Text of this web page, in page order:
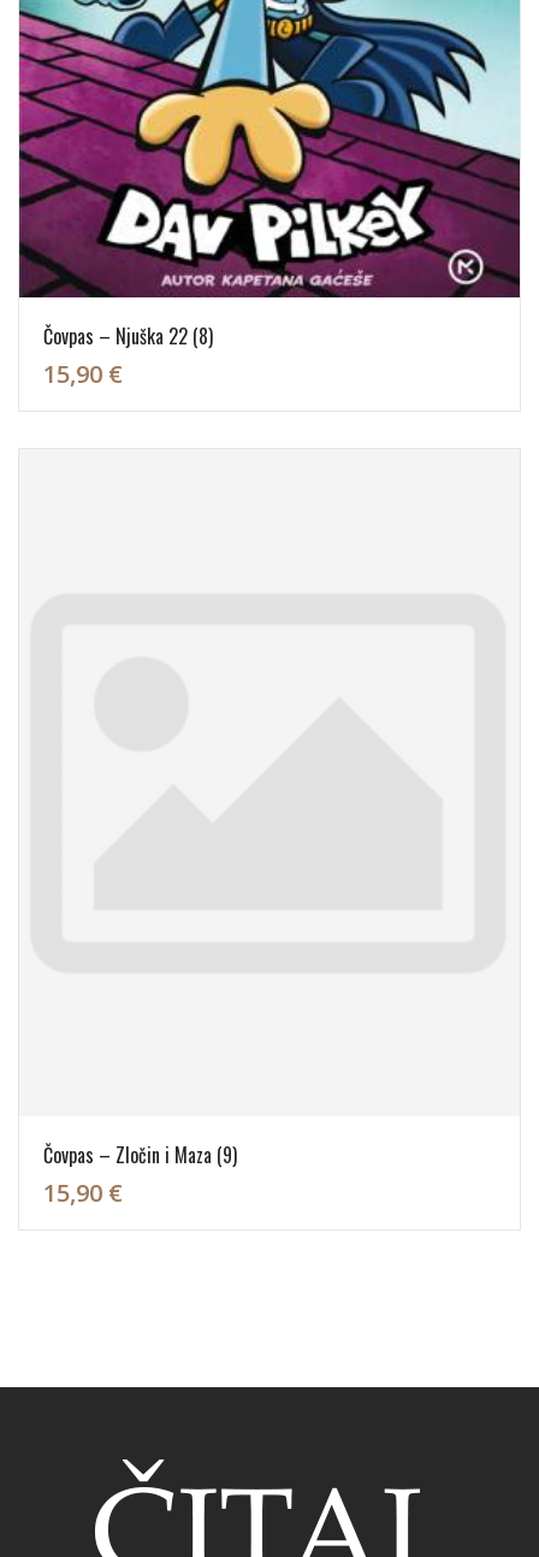
Čovpas – Njuška 22 (8)
15,90 €
Čovpas – Zločin i Maza (9)
15,90 €